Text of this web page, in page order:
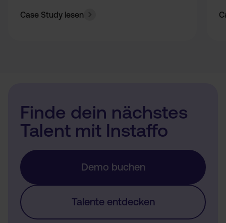
Case Study lesen
Finde dein nächstes
Talent mit Instaffo
Demo buchen
Talente entdecken